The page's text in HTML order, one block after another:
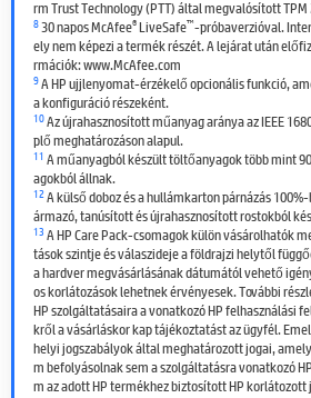
rm Trust Technology (PTT) által megvalósított
830 napos McAfee®LiveSafe™-próbaverzióval.
ely nem képezi a termék részét. A lejárat után
rmációk: www.McAfee.com
9A HP ujjlenyomat-érzékelő opcionális funkció,
a konfiguráció részeként.
10Az újrahasznosított műanyag aránya az IEEE
plő meghatározáson alapul.
11 A műanyagból készült töltőanyagok több mint
agokból állnak.
12A külső doboz és a hullámkarton párnázás
ármazó, tanúsított és újrahasznosított rostokból
13 A HP Care Pack-csomagok külön vásárolhatók
tások szintje és válaszideje a földrajzi helytől
a hardver megvásárlásának dátumától vehető
os korlátozások lehetnek érvényesek. További
HP szolgáltatásaira a vonatkozó HP felhasználási
kről a vásárláskor kap tájékoztatást az ügyfél.
helyi jogszabályok által meghatározott jogai,
m befolyásolnak sem a szolgáltatásra vonatkozó
m az adott HP termékhez biztosított HP